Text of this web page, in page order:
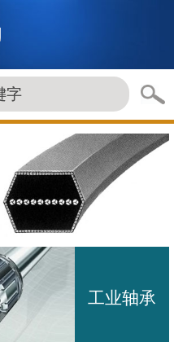
工业轴承